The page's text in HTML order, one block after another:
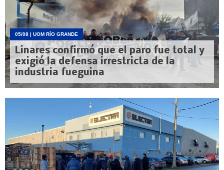
05/08 | UOM RÍO GRANDE
Linares confirmó que el paro fue total y
exigió la defensa irrestricta de la
industria fueguina